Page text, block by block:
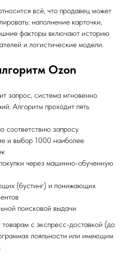
всё, что продавец может
наполнение карточки,
факторы включают историю
и логистические модели.
Ozon
запрос, система мгновенно
Алгоритм проходит пять
соответствию запросу
и выбор 1000 наиболее
через машинно-обученную
(бустинг) и понижающих
поисковой выдачи
товарам с экспресс-доставкой (до
лояльности или имеющим